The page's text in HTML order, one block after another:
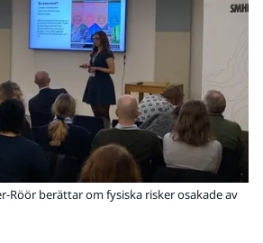
Röör berättar om fysiska risker osakade av